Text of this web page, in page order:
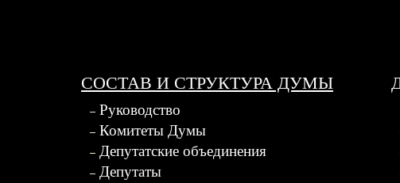
СОСТАВ И СТРУКТУРА ДУМЫ
Руководство
Комитеты Думы
Депутатские объединения
Депутаты